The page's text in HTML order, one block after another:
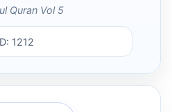
Quran Vol 5
1212